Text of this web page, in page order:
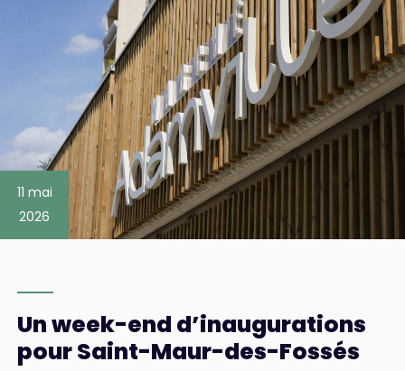
11 mai
2026
Un week-end d’inaugurations
pour Saint-Maur-des-Fossés